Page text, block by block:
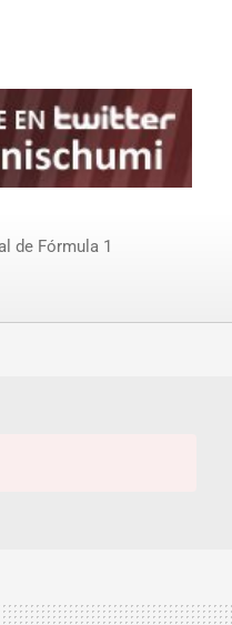
de Fórmula 1